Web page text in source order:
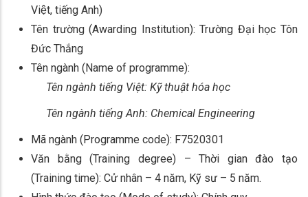
Việt, tiếng Anh)
Tên trường (Awarding Institution): Trường Đại học Tôn
Đức Thắng
Tên ngành (Name of programme):
Tên ngành tiếng Việt: Kỹ thuật hóa học
Tên ngành tiếng Anh: Chemical Engineering
Mã ngành (Programme code): F7520301
Văn bằng (Training degree) – Thời gian đào tạo
(Training time): Cử nhân – 4 năm, Kỹ sư – 5 năm.